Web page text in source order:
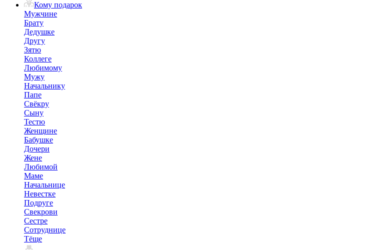
Кому подарок
Мужчине
Брату
Дедушке
Другу
Зятю
Коллеге
Любимому
Мужу
Начальнику
Папе
Свёкру
Сыну
Тестю
Женщине
Бабушке
Дочери
Жене
Любимой
Маме
Начальнице
Невестке
Подруге
Свекрови
Сестре
Сотруднице
Тёще